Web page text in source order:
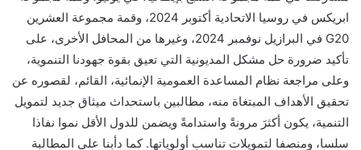
ابريكس في روسيا الاتحادية أكتوبر 2024، وقمة مجموعة العشرين
G20 في البرازيل نوفمبر 2024، وغيرها من المحافل الأخرى، على
تأكيد ضرورة حل مشكل المديونية التي تعيق بقوة جهودنا التنموية،
وعلى مراجعة نظام المساعدة العمومية الإنمائية، القائم، لقصوره عن
تحقيق الأهداف المبتغاة منه، مطالبين باستحداث ميثاق جديد لتمويل
التنمية، يكون أكثرَ مرونةً واستدامةً ويضمن للدول الأقل نموا نفاذا
سلسا، ومنصفا لتمويلات تناسب أولوياتها. كما دأبنا على المطالبة